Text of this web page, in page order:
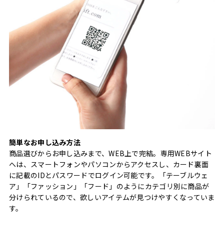
簡単なお申し込み方法
商品選びからお申し込みまで、WEB上で完結。専用WEBサイト
へは、スマートフォンやパソコンからアクセスし、カード裏面
に記載のIDとパスワードでログイン可能です。「テーブルウェ
ア」「ファッション」「フード」のようにカテゴリ別に商品が
分けられているので、欲しいアイテムが見つけやすくなっていま
す。